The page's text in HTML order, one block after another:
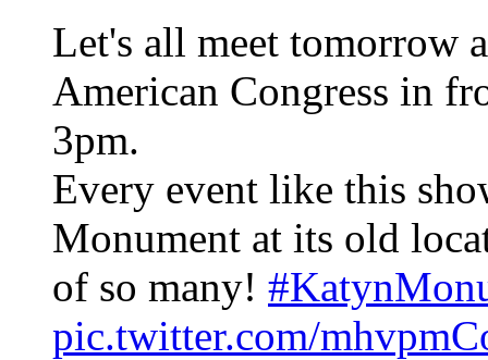
Let's all meet tomorrow
American Congress in
3pm.
Every event like this
Monument at its old
of so many!
pic.twitter.com/